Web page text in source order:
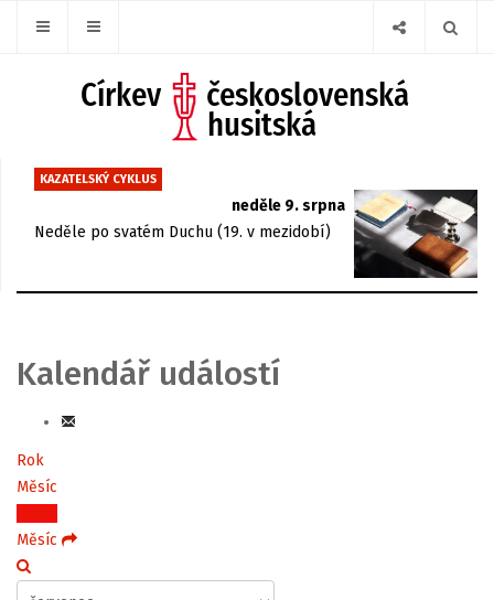
KAZATELSKÝ CYKLUS
neděle 9. srpna
Neděle po svatém Duchu (19. v mezidobí)
Kalendář událostí
Rok
Měsíc
Týden
Měsíc